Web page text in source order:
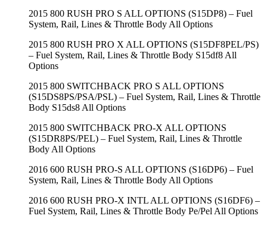
2015 800 RUSH PRO S ALL OPTIONS (S15DP8) – Fuel
System, Rail, Lines & Throttle Body All Options
2015 800 RUSH PRO X ALL OPTIONS (S15DF8PEL/PS)
– Fuel System, Rail, Lines & Throttle Body S15df8 All
Options
2015 800 SWITCHBACK PRO S ALL OPTIONS
(S15DS8PS/PSA/PSL) – Fuel System, Rail, Lines & Throttle
Body S15ds8 All Options
2015 800 SWITCHBACK PRO-X ALL OPTIONS
(S15DR8PS/PEL) – Fuel System, Rail, Lines & Throttle
Body All Options
2016 600 RUSH PRO-S ALL OPTIONS (S16DP6) – Fuel
System, Rail, Lines & Throttle Body All Options
2016 600 RUSH PRO-X INTL ALL OPTIONS (S16DF6) –
Fuel System, Rail, Lines & Throttle Body Pe/Pel All Options